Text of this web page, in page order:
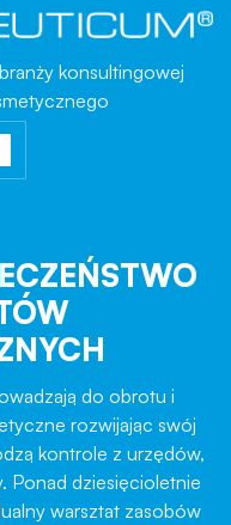
konsultingowej
do obrotu i
rozwijając swój
kontrole z urzędów,
Ponad dziesięcioletnie
warsztat zasobów